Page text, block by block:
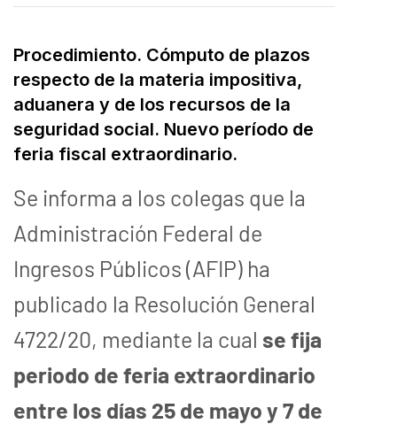
Procedimiento. Cómputo de plazos
respecto de la materia impositiva,
aduanera y de los recursos de la
seguridad social. Nuevo período de
feria fiscal extraordinario.
Se informa a los colegas que la
Administración Federal de
Ingresos Públicos (AFIP) ha
publicado la Resolución General
4722/20, mediante la cual se fija
periodo de feria extraordinario
entre los días 25 de mayo y 7 de